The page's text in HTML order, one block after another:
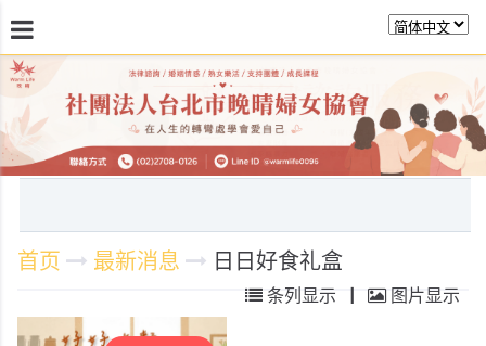
最新消息 关於晚晴 日常服务 课程活动
首页 最新消息 日日好食礼盒
条列显示 | 图片显示